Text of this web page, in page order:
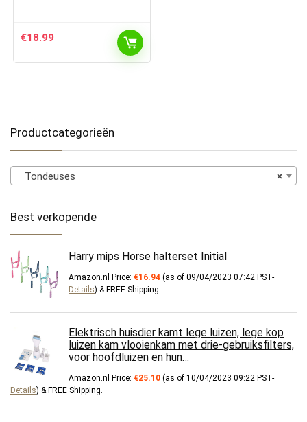
€18.99
Productcategorieën
×
Tondeuses
Best verkopende
Harry mips Horse halterset Initial
Amazon.nl Price: €16.94 (as of 09/04/2023 07:42 PST-
Details) & FREE Shipping
Elektrisch huisdier kamt lege luizen, lege kop
luizen kam vlooienkam met drie-gebruiksfilters,
voor hoofdluizen en hun…
Amazon.nl Price: €25.10 (as of 10/04/2023 09:22 PST-
Details) & FREE Shipping